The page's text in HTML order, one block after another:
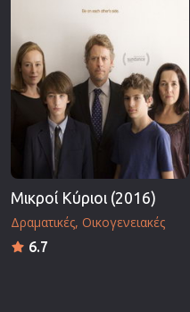
Μικροί Κύριοι (2016)
Δραματικές Οικογενειακές
6.7